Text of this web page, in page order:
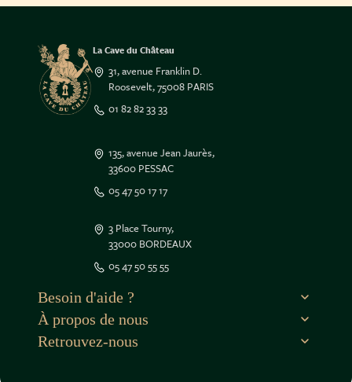
de ce site vous intéresse
aimerait bien vous accompagner
la suite, cliquez sur le lien
le pied de page.
La Cave du Château
31, avenue Franklin D.
Roosevelt, 75008 PARIS
01 82 82 33 33
135, avenue Jean Jaurès,
33600 PESSAC
05 47 50 17 17
3 Place Tourny,
33000 BORDEAUX
05 47 50 55 55
Besoin d'aide ?
À propos de nous
Retrouvez-nous